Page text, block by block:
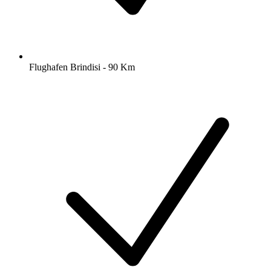
Flughafen Brindisi - 90 Km